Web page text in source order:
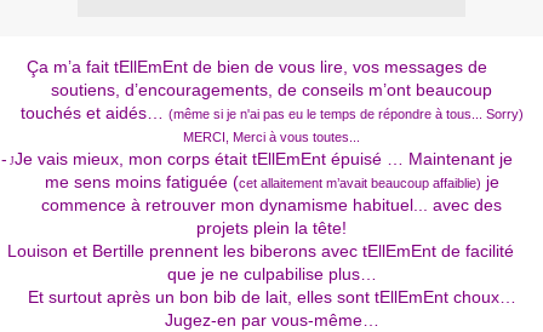
Ça m’a fait tEllEmEnt de bien de vous lire, vos messages de
soutiens, d’encouragements, de conseils m’ont beaucoup
touchés et aidés…
(même si je n'ai pas eu le temps de répondre à tous... Sorry)
MERCI, Merci à vous toutes...
- JJe vais mieux, mon corps était tEllEmEnt épuisé … Maintenant je
me sens moins fatiguée (cet allaitement m’avait beaucoup affaiblie) je
commence à retrouver mon dynamisme habituel... avec des
projets plein la tête!
Louison et Bertille prennent les biberons avec tEllEmEnt de facilité
que je ne culpabilise plus…
Et surtout après un bon bib de lait, elles sont tEllEmEnt choux…
Jugez-en par vous-même…